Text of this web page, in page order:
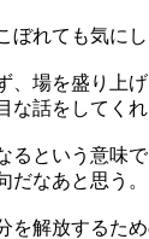
ぼれても気に
、場を盛り上
な話をしてくれ
るという意味
だなあと思う。
解放するため